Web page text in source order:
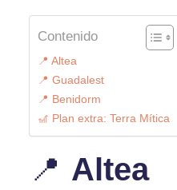
Contenido
📍 Altea
📍 Guadalest
📍 Benidorm
🎢 Plan extra: Terra Mítica
📍 Altea